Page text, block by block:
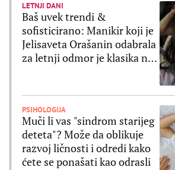
LETNJI DANI
Baš uvek trendi &
sofisticirano: Manikir koji je
Jelisaveta Orašanin odabrala
za letnji odmor je klasika na
PSIHOLOGIJA
Muči li vas "sindrom starijeg
deteta"? Može da oblikuje
razvoj ličnosti i odredi kako
ćete se ponašati kao odrasli